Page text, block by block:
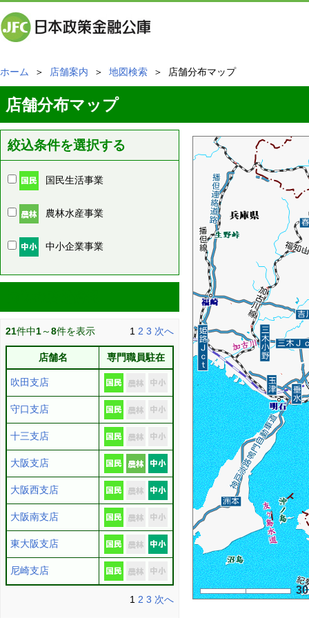
ホーム ＞ 店舗案内 ＞ 地図検索 ＞ 店舗分布マップ
店舗分布マップ
絞込条件を選択する
国民生活事業
農林水産事業
中小企業事業
21件中1～8件を表示 1 2 3 次へ
店舗名 専門職員駐在
吹田支店
守口支店
十三支店
大阪支店
大阪西支店
大阪南支店
東大阪支店
尼崎支店
1 2 3 次へ